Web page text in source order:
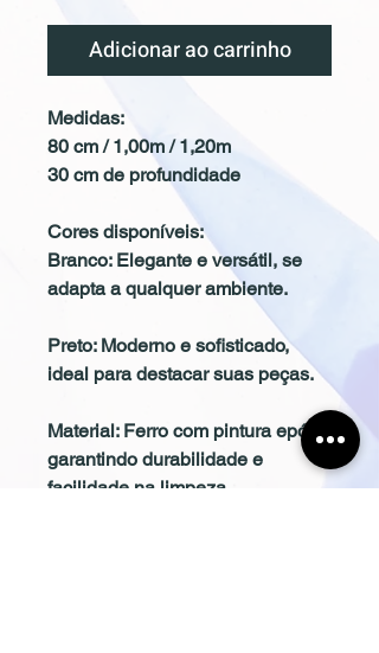
Adicionar ao carrinho
Medidas:
80 cm / 1,00m / 1,20m
30 cm de profundidade
Cores disponíveis:
Branco: Elegante e versátil, se
adapta a qualquer ambiente.
Preto: Moderno e sofisticado,
ideal para destacar suas peças.
Material: Ferro com pintura epóxi,
garantindo durabilidade e
facilidade na limpeza.